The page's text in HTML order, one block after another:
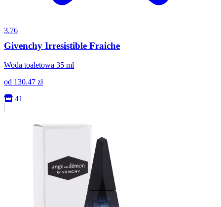
3.76
Givenchy Irresistible Fraiche
Woda toaletowa 35 ml
od 130.47 zł
41